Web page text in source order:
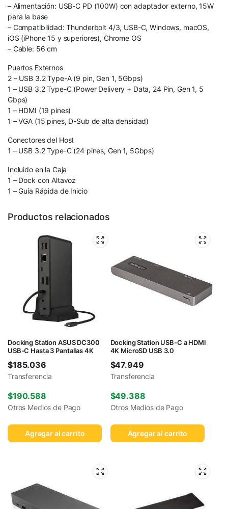
– Alimentación: USB-C PD (100W) con adaptador externo, 15W
para la base
– Compatibilidad: Thunderbolt 4/3, USB-C, Windows, macOS,
iOS (iPhone 15 y superiores), Chrome OS
– Cable: 56 cm
Puertos Externos
2 – USB 3.2 Type-A (9 pin, Gen 1, 5Gbps)
1 – USB 3.2 Type-C (Power Delivery + Data, 24 Pin, Gen 1, 5
Gbps)
1 – HDMI (19 pines)
1 – VGA (15 pines, D-Sub de alta densidad)
Conectores del Host
1 – USB 3.2 Type-C (24 pines, Gen 1, 5Gbps)
Incluido en la Caja
1 – Dock con Altavoz
1 – Guía Rápida de Inicio
Productos relacionados
Docking Station ASUS DC300
USB-C Hasta 3 Pantallas 4K
$185.036
Transferencia
$190.588
Otros Medios de Pago
Agregar al carrito
Docking Station USB-C a HDMI
4K MicroSD USB 3.0
$47.949
Transferencia
$49.388
Otros Medios de Pago
Agregar al carrito